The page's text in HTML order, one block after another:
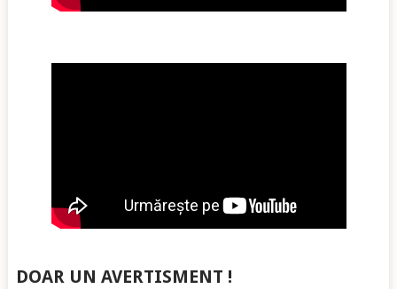
DOAR UN AVERTISMENT !